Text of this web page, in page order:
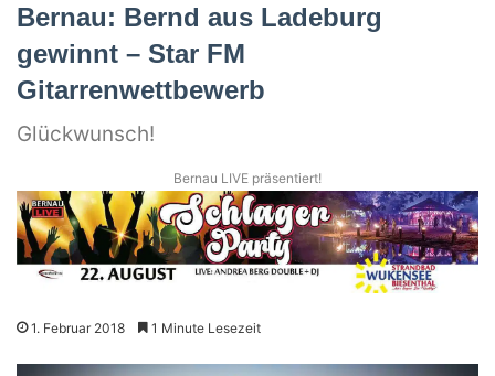
Bernau: Bernd aus Ladeburg
gewinnt – Star FM
Gitarrenwettbewerb
Glückwunsch!
Bernau LIVE präsentiert!
1. Februar 2018 1 Minute Lesezeit